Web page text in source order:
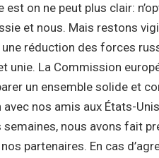
est on ne peut plus clair:
et nous. Mais restons
réduction des forces
unie. La Commission
un ensemble solide et
nos amis aux États-
nous avons fait
nos partenaires. En cas